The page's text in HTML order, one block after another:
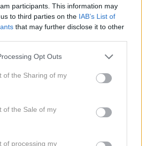
participants. This information may
to third parties on the IAB’s List of
that may further disclose it to other
Opt Outs
of the Sharing of my
of the Sale of my
of processing my
za četrtek, 6. avgusta